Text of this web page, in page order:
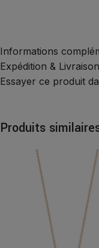
Informations
Expédition & Livraison
Essayer ce produit
Produits